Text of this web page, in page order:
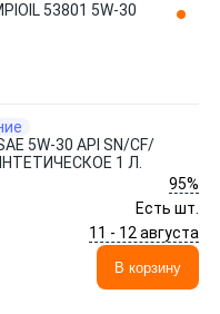
53801 5W-30
5W-30 API SN/CF/
1 Л.
95%
Есть шт.
11 - 12 августа
В корзину